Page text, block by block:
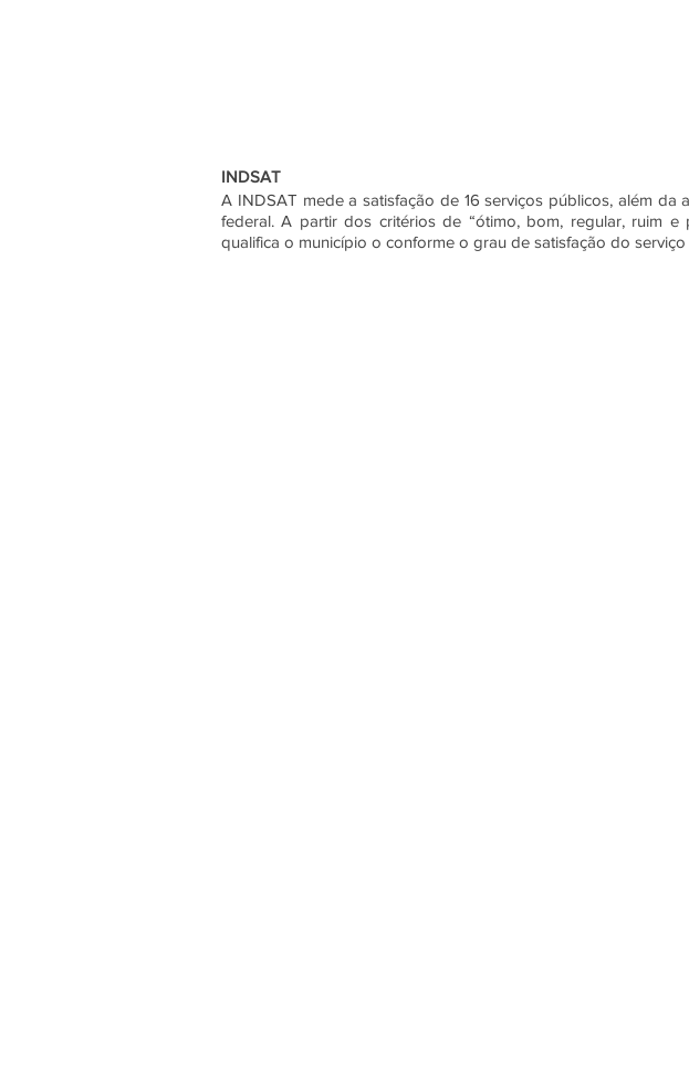
INDSAT
A INDSAT mede a satisfação de 16 serviços públicos, além da
federal. A partir dos critérios de “ótimo, bom, regular, ruim e
qualifica o município o conforme o grau de satisfação do